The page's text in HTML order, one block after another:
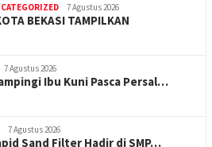
7 Agustus 2026
BEKASI TAMPILKAN
7 Agustus 2026
Ibu Kuni Pasca Persal…
7 Agustus 2026
Sand Filter Hadir di SMP…